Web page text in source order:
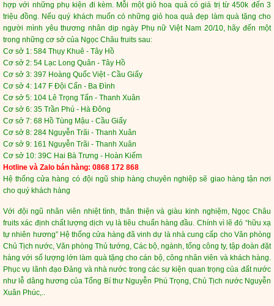
hợp với những phụ kiện đi kèm. Mỗi một giỏ hoa quả có giá trị từ 450k đến 3
triệu đồng. Nếu quý khách muốn có những giỏ hoa quả đẹp làm quà tặng cho
người mình yêu thương nhân dịp ngày Phụ nữ Việt Nam 20/10, hãy đến một
trong những cơ sở của Ngọc Châu fruits sau:
Cơ sở 1: 584 Thụy Khuê - Tây Hồ
Cơ sở 2: 54 Lạc Long Quân - Tây Hồ
Cơ sở 3: 397 Hoàng Quốc Việt - Cầu Giấy
Cơ sở 4: 147 F Đội Cấn - Ba Đình
Cơ sở 5: 104 Lê Trọng Tấn - Thanh Xuân
Cơ sở 6: 35 Trần Phú - Hà Đông
Cơ sở 7: 68 Hồ Tùng Mậu - Cầu Giấy
Cơ sở 8: 284 Nguyễn Trãi - Thanh Xuân
Cơ sở 9: 161 Nguyễn Trãi - Thanh Xuân
Cơ sở 10: 39C Hai Bà Trưng - Hoàn Kiếm
Hotline và Zalo bán hàng: 0868 172 868
Hệ thống cửa hàng có đội ngũ ship hàng chuyên nghiệp sẽ giao hàng tận nơi
cho quý khách hàng
Với đội ngũ nhân viên nhiệt tình, thân thiện và giàu kinh nghiệm, Ngọc Châu
fruits xác định chất lượng dịch vụ là tiêu chuẩn hàng đầu. Chính vì lẽ đó “hữu xạ
tự nhiên hương” Hệ thống cửa hàng đã vinh dự là nhà cung cấp cho Văn phòng
Chủ Tịch nước, Văn phòng Thủ tướng, Các bộ, ngành, tổng công ty, tập đoàn đặt
hàng với số lượng lớn làm quà tặng cho cán bộ, công nhân viên và khách hàng.
Phục vụ lãnh đạo Đảng và nhà nước trong các sự kiện quan trọng của đất nước
như lễ dâng hương của Tổng Bí thư Nguyễn Phú Trọng, Chủ Tịch nước Nguyễn
Xuân Phúc,..